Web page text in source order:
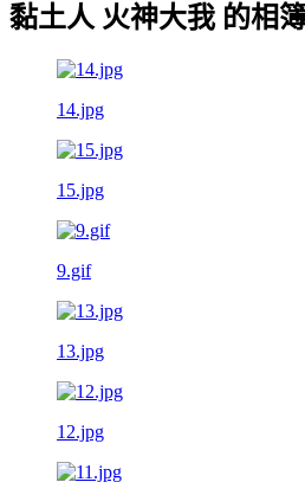
黏土人 火神大我 的相
14.jpg
15.jpg
9.gif
13.jpg
12.jpg